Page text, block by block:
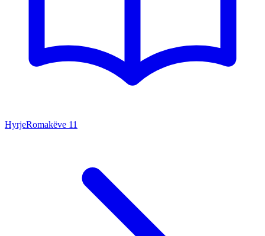
HyrjeRomakëve 11